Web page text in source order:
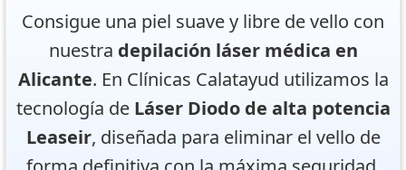
Consigue una piel suave y libre de vello con
nuestra depilación láser médica en
Alicante. En Clínicas Calatayud utilizamos la
tecnología de Láser Diodo de alta potencia
Leaseir, diseñada para eliminar el vello de